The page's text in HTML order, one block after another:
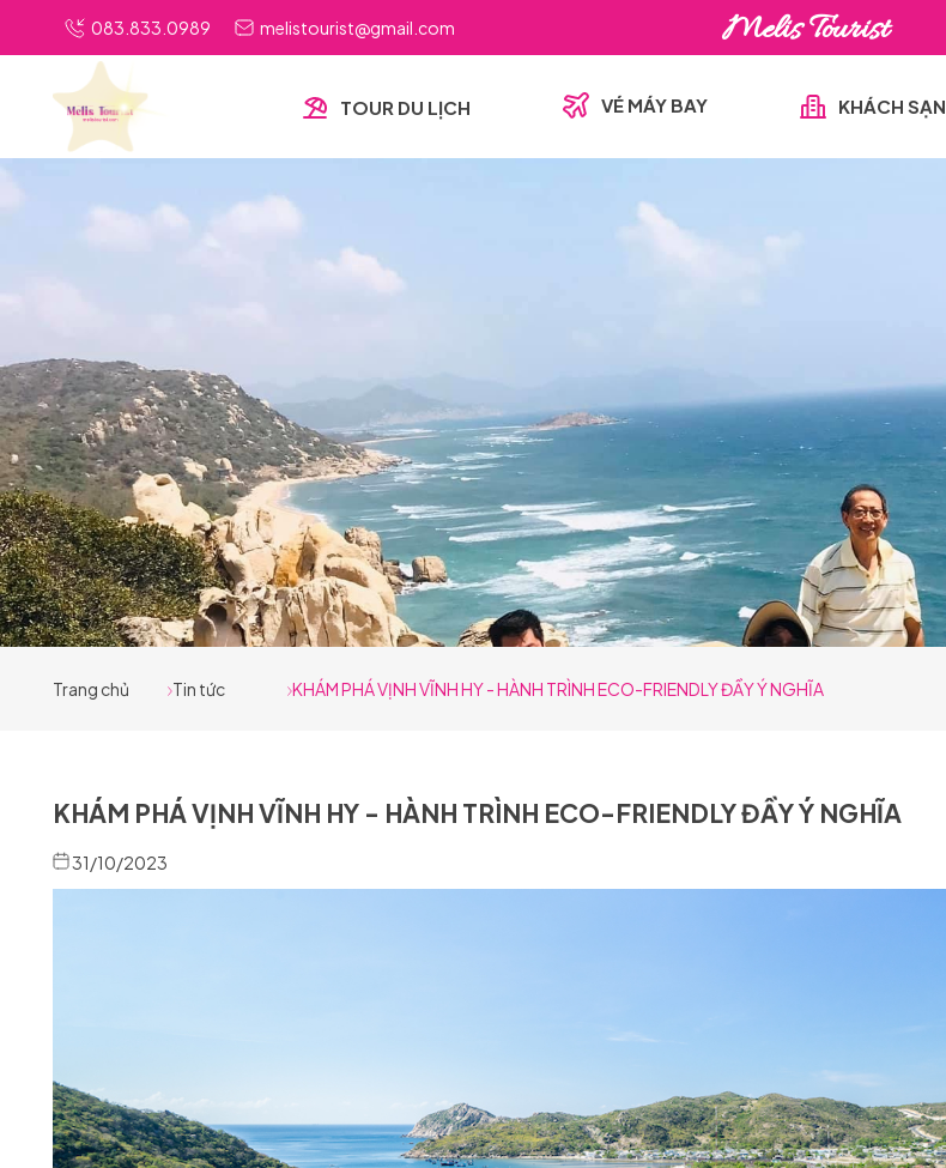
083.833.0989 melistourist@gmail.com Melis Tourist
TOUR DU LỊCH VÉ MÁY BAY KHÁCH SẠN
Trang chủ Tin tức KHÁM PHÁ VỊNH VĨNH HY - HÀNH TRÌNH ECO-FRIENDLY ĐẦY Ý NGHĨA
KHÁM PHÁ VỊNH VĨNH HY - HÀNH TRÌNH ECO-FRIENDLY ĐẦY Ý NGHĨA
31/10/2023